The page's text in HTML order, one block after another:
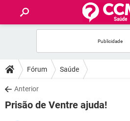
FÓRUM
SAÚDE
Fórum Saúde
Anterior
Prisão de Ventre ajuda!